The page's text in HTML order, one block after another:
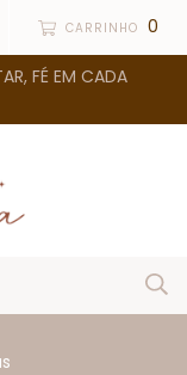
CARRINHO 0
FÉ EM CADA